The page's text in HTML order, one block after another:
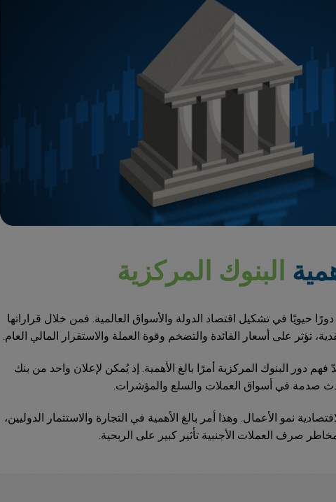
البنوك المركزية
حيويًا في تشكيل اقتصاد الدولة والأسواق العالمية. فمن خلال قراراتها
تؤثر على أسعار الفائدة والتضخم وقوة العملة والاستقرار المالي العام.
فهم دور البنوك المركزية أمرًا بالغ الأهمية. إذ يُمكن لإعلان واحد من بنك
صدمة في أسواق العملات والسلع والمؤشرات.
نمو الأعمال. وهذا أمر بالغ الأهمية في التجارة والاستثمار الدوليين،
صرف العملات الأجنبية تأثير كبير على الربحية.